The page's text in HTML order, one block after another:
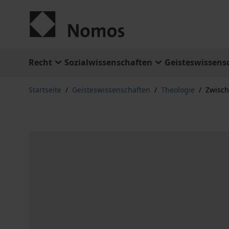
Recht Sozialwissenschaften
Startseite / Geisteswissenschaften / Theologie /